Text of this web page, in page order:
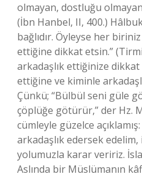
olmayan, dostluğu
(İbn Hanbel, II, 400.)
bağlıdır. Öyleyse her
ettiğine dikkat etsin.”
arkadaşlık ettiğinize dikkat
ettiğine ve kiminle
Çünkü; “Bülbül seni güle
çöplüğe götürür,” der Hz.
cümleyle güzelce
arkadaşlık edersek
yolumuzla karar veririz.
Aslında bir Müslümanın